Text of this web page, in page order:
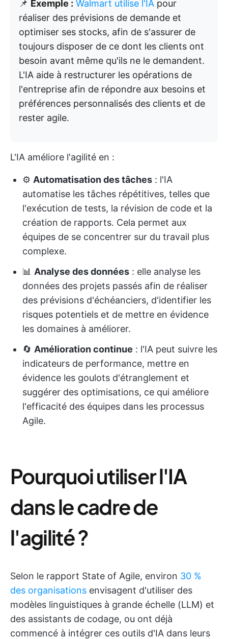
📌 Exemple : Walmart utilise l'IA pour
réaliser des prévisions de demande et
optimiser ses stocks, afin de s'assurer de
toujours disposer de ce dont les clients ont
besoin avant même qu'ils ne le demandent.
L'IA aide à restructurer les opérations de
l'entreprise afin de répondre aux besoins et
préférences personnalisés des clients et de
rester agile.
L'IA améliore l'agilité en :
⚙️ Automatisation des tâches : l'IA
automatise les tâches répétitives, telles que
l'exécution de tests, la révision de code et la
création de rapports. Cela permet aux
équipes de se concentrer sur du travail plus
complexe.
📊 Analyse des données : elle analyse les
données des projets passés afin de réaliser
des prévisions d'échéanciers, d'identifier les
risques potentiels et de mettre en évidence
les domaines à améliorer.
🔄 Amélioration continue : l'IA peut suivre les
indicateurs de performance, mettre en
évidence les goulots d'étranglement et
suggérer des optimisations, ce qui améliore
l'efficacité des équipes dans les processus
Agile.
Pourquoi utiliser l'IA
dans le cadre de
l'agilité ?
Selon le rapport State of Agile, environ 30 %
des organisations envisagent d'utiliser des
modèles linguistiques à grande échelle (LLM) et
des assistants de codage, ou ont déjà
commencé à intégrer ces outils d'IA dans leurs